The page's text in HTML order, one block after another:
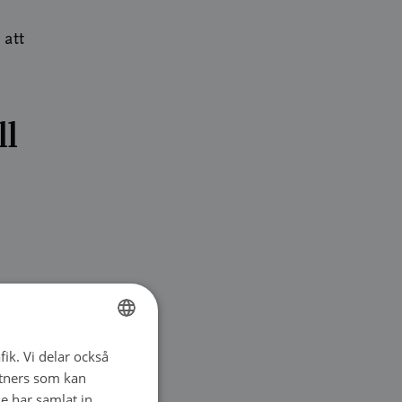
att
i
FINNISH
FINNISH
Vi delar också
som kan